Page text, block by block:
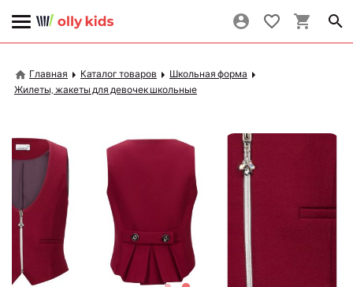
Главная Каталог товаров
Школьная форма
Жилеты, жакеты для девочек школьные